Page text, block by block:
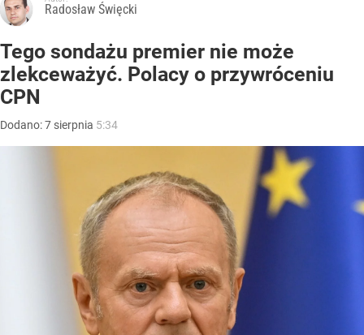
Radosław Święcki
Tego sondażu premier nie może
zlekceważyć. Polacy o przywróceniu
CPN
Dodano:7 sierpnia 5:34